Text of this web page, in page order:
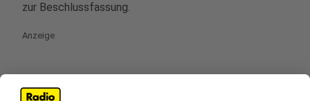
zur Beschlussfassung.
Anzeige
Und so funktioniert es